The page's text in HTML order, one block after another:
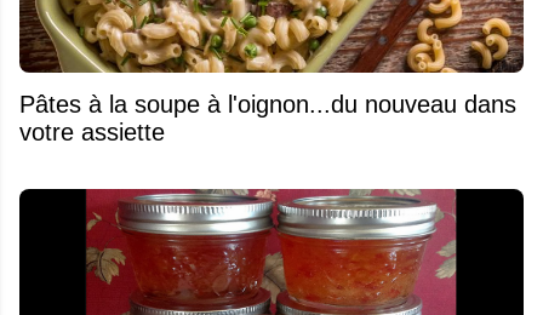
Pâtes à la soupe à l'oignon...du nouveau dans
votre assiette